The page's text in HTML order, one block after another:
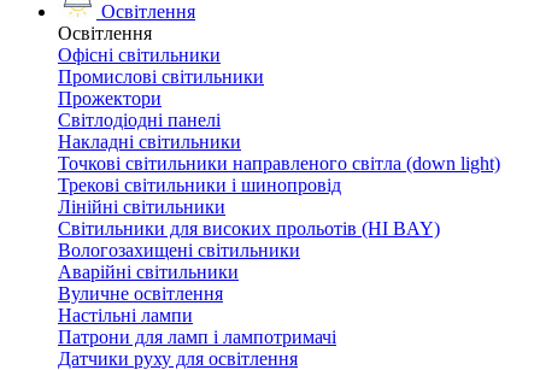
Освітлення
Освітлення
Офісні світильники
Промислові світильники
Прожектори
Світлодіодні панелі
Накладні світильники
Точкові світильники направленого світла (down light)
Трекові світильники і шинопровід
Лінійні світильники
Світильники для високих прольотів (HI BAY)
Вологозахищені світильники
Аварійні світильники
Вуличне освітлення
Настільні лампи
Патрони для ламп і лампотримачі
Датчики руху для освітлення